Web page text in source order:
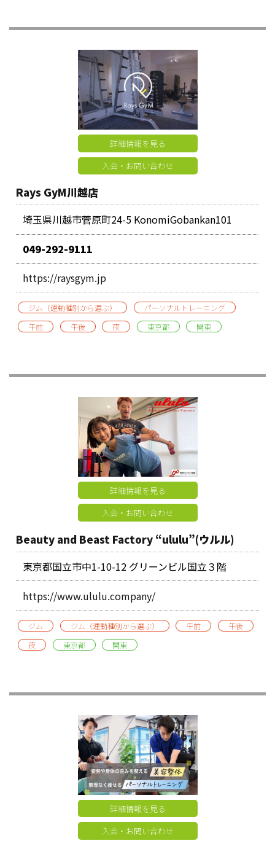
詳細情報を見る
入会・お問い合わせ
Rays GyM川越店
埼玉県川越市菅原町24-5 KonomiGobankan101
049-292-9111
https://raysgym.jp
ジム（運動種別から選ぶ）
パーソナルトレーニング
午前
午後 夜 東京都 関東
詳細情報を見る
入会・お問い合わせ
Beauty and Beast Factory “ululu”(ウルル)
東京都国立市中1-10-12 グリーンビル国立３階
https://www.ululu.company/
ジム ジム（運動種別から選ぶ） 午前
午後
夜
東京都 関東
詳細情報を見る
入会・お問い合わせ